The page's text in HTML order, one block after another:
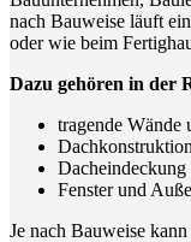
nach Bauweise läuft
oder wie beim
Dazu gehören in der
tragende Wände
Dacheindeckung
Fenster und
Je nach Bauweise